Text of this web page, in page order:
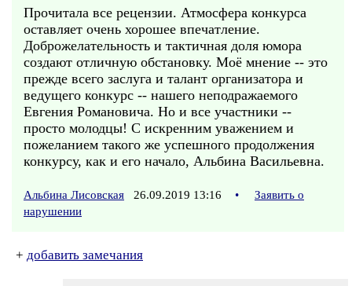
Прочитала все рецензии. Атмосфера конкурса
оставляет очень хорошее впечатление.
Доброжелательность и тактичная доля юмора
создают отличную обстановку. Моё мнение -- это
прежде всего заслуга и талант организатора и
ведущего конкурс -- нашего неподражаемого
Евгения Романовича. Но и все участники --
просто молодцы! С искренним уважением и
пожеланием такого же успешного продолжения
конкурсу, как и его начало, Альбина Васильевна.
Альбина Лисовская 26.09.2019 13:16 •
Заявить о
нарушении
+ добавить замечания